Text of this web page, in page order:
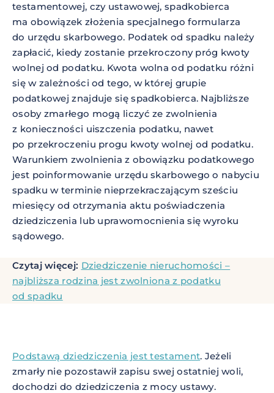
testamentowej, czy ustawowej, spadkobierca
ma obowiązek złożenia specjalnego formularza
do urzędu skarbowego. Podatek od spadku należy
zapłacić, kiedy zostanie przekroczony próg kwoty
wolnej od podatku. Kwota wolna od podatku różni
się w zależności od tego, w której grupie
podatkowej znajduje się spadkobierca. Najbliższe
osoby zmarłego mogą liczyć ze zwolnienia
z konieczności uiszczenia podatku, nawet
po przekroczeniu progu kwoty wolnej od podatku.
Warunkiem zwolnienia z obowiązku podatkowego
jest poinformowanie urzędu skarbowego o nabyciu
spadku w terminie nieprzekraczającym sześciu
miesięcy od otrzymania aktu poświadczenia
dziedziczenia lub uprawomocnienia się wyroku
sądowego.
Czytaj więcej: Dziedziczenie nieruchomości –
najbliższa rodzina jest zwolniona z podatku
od spadku
Podstawą dziedziczenia jest testament. Jeżeli
zmarły nie pozostawił zapisu swej ostatniej woli,
dochodzi do dziedziczenia z mocy ustawy.